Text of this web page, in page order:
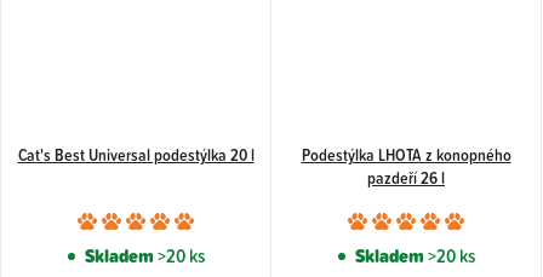
Cat's Best Universal podestýlka 20 l
Průměrné
hodnocení
Skladem>20 ks
Podestýlka LHOTA z konopného
pazdeří 26 l
Skladem>20 ks